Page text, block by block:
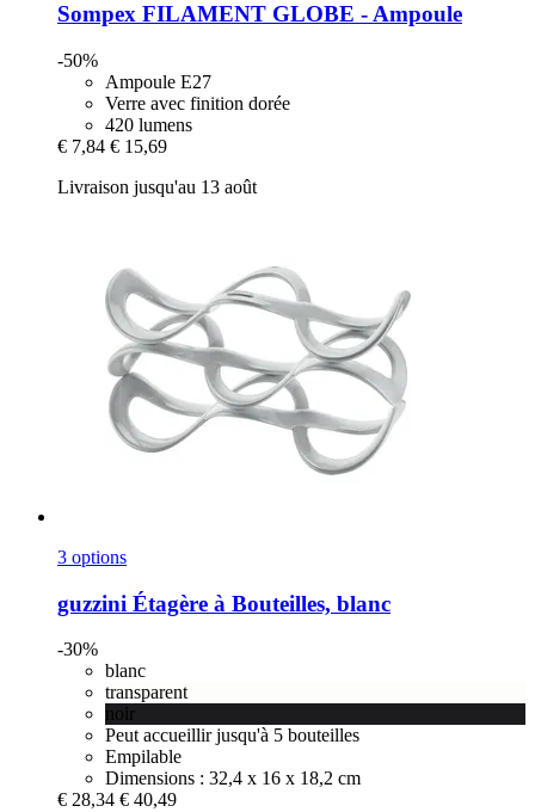
Sompex FILAMENT GLOBE -​ Ampoule
-50%
Ampoule E27
Verre avec finition dorée
420 lumens
€ 7,84 € 15,69
Livraison jusqu'au 13 août
3 options
guzzini Étagère à Bouteilles, blanc
-30%
blanc
transparent
noir
Peut accueillir jusqu'à 5 bouteilles
Empilable
Dimensions : 32,4 x 16 x 18,2 cm
€ 28,34 € 40,49